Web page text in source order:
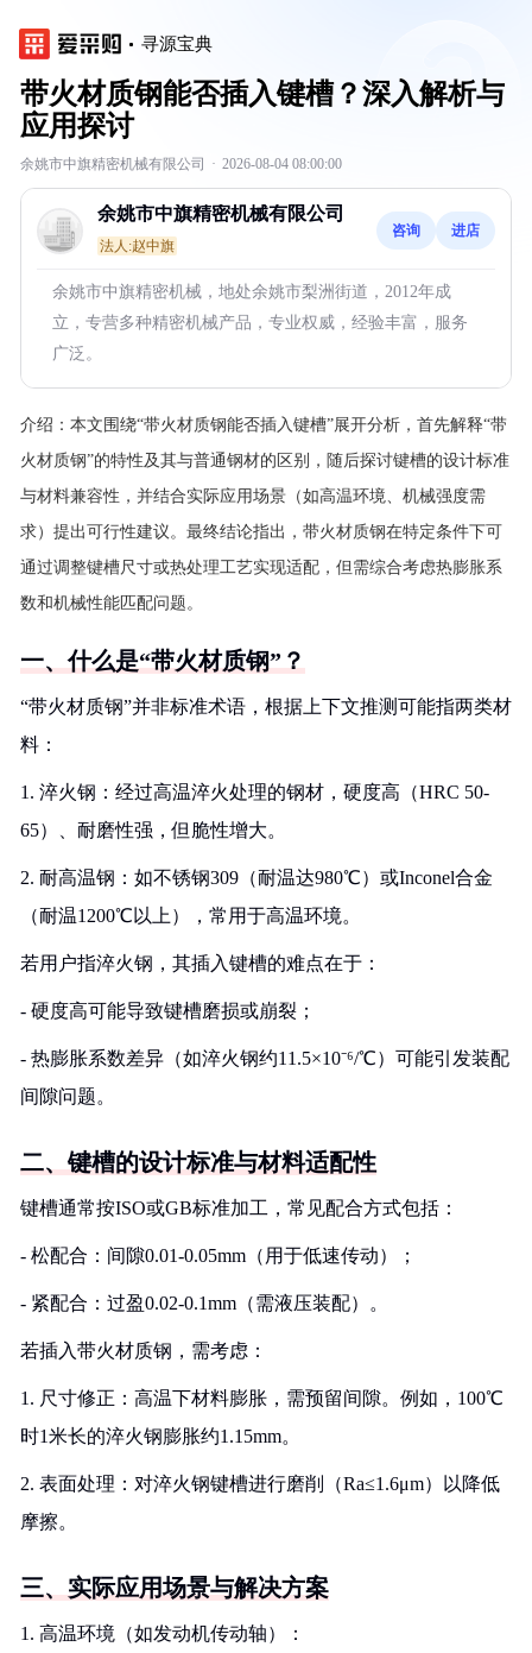
寻源宝典
带火材质钢能否插入键槽？深入解析与
应用探讨
余姚市中旗精密机械有限公司 · 2026-08-04 08:00:00
余姚市中旗精密机械有限公司
法人:赵中旗
咨询 进店
余姚市中旗精密机械，地处余姚市梨洲街道，2012年成
立，专营多种精密机械产品，专业权威，经验丰富，服务
广泛。
介绍： 本文围绕“带火材质钢能否插入键槽”展开分析，首先解释“带
火材质钢”的特性及其与普通钢材的区别，随后探讨键槽的设计标准
与材料兼容性，并结合实际应用场景（如高温环境、机械强度需
求）提出可行性建议。最终结论指出，带火材质钢在特定条件下可
通过调整键槽尺寸或热处理工艺实现适配，但需综合考虑热膨胀系
数和机械性能匹配问题。
一、什么是“带火材质钢”？
“带火材质钢”并非标准术语，根据上下文推测可能指两类材
料：
1. 淬火钢：经过高温淬火处理的钢材，硬度高（HRC 50-
65）、耐磨性强，但脆性增大。
2. 耐高温钢：如不锈钢309（耐温达980℃）或Inconel合金
（耐温1200℃以上），常用于高温环境。
若用户指淬火钢，其插入键槽的难点在于：
- 硬度高可能导致键槽磨损或崩裂；
- 热膨胀系数差异（如淬火钢约11.5×10⁻⁶/℃）可能引发装配
间隙问题。
二、键槽的设计标准与材料适配性
键槽通常按ISO或GB标准加工，常见配合方式包括：
- 松配合：间隙0.01-0.05mm（用于低速传动）；
- 紧配合：过盈0.02-0.1mm（需液压装配）。
若插入带火材质钢，需考虑：
1. 尺寸修正：高温下材料膨胀，需预留间隙。例如，100℃
时1米长的淬火钢膨胀约1.15mm。
2. 表面处理：对淬火钢键槽进行磨削（Ra≤1.6μm）以降低
摩擦。
三、实际应用场景与解决方案
1. 高温环境（如发动机传动轴）：